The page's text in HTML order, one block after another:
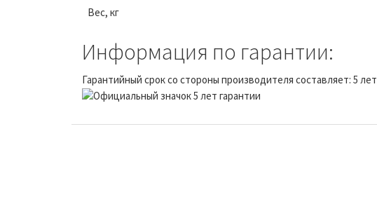
Вес, кг
Информация по гарантии:
Гарантийный срок со стороны производителя составляет: 5 лет